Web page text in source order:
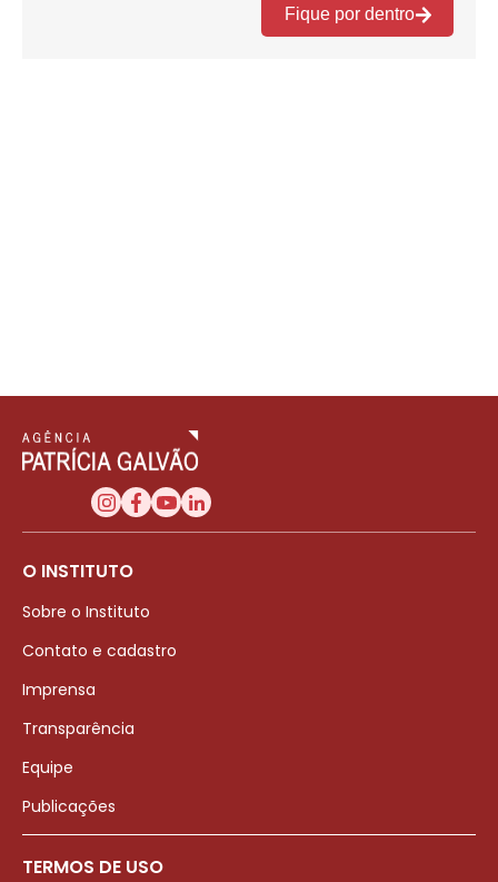
O INSTITUTO
Sobre o Instituto
Contato e cadastro
Imprensa
Transparência
Equipe
Publicações
TERMOS DE USO